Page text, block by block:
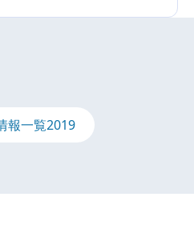
報一覧2019